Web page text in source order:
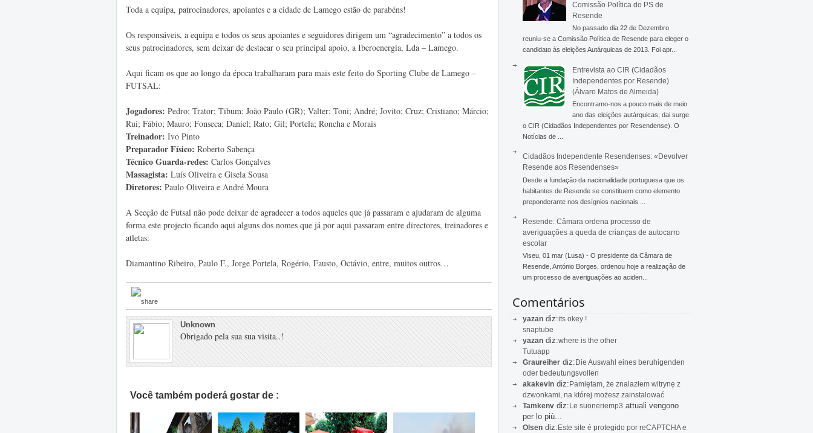
Toda a equipa, patrocinadores, apoiantes e a cidade de Lamego estão de parabéns!
Os responsáveis, a equipa e todos os seus apoiantes e seguidores dirigem um “agradecimento” a todos os
seus patrocinadores, sem deixar de destacar o seu principal apoio, a Iberoenergia, Lda – Lamego.
Aqui ficam os que ao longo da época trabalharam para mais este feito do Sporting Clube de Lamego –
FUTSAL:
Jogadores: Pedro; Trator; Tibum; João Paulo (GR); Valter; Toni; André; Jovito; Cruz; Cristiano; Márcio;
Rui; Fábio; Mauro; Fonseca; Daniel; Rato; Gil; Portela; Roncha e Morais
Treinador: Ivo Pinto
Preparador Físico: Roberto Sabença
Técnico Guarda-redes: Carlos Gonçalves
Massagista: Luís Oliveira e Gisela Sousa
Diretores: Paulo Oliveira e André Moura
A Secção de Futsal não pode deixar de agradecer a todos aqueles que já passaram e ajudaram de alguma
forma este projecto ficando aqui alguns dos nomes que já por aqui passaram entre directores, treinadores e
atletas:
Diamantino Ribeiro, Paulo F., Jorge Portela, Rogério, Fausto, Octávio, entre, muitos outros…
Unknown
Obrigado pela sua sua visita..!
Você também poderá gostar de :
Comissão Política do PS de
Resende
No passado dia 22 de Dezembro
reuniu-se a Comissão Política de Resende para eleger o
candidato às eleições Autárquicas de 2013. Foi apr...
Entrevista ao CIR (Cidadãos
Independentes por Resende)
(Álvaro Matos de Almeida)
Encontramo-nos a pouco mais de meio
ano das eleições autárquicas, dai surge
o CIR (Cidadãos Independentes por Resendense). O
Notícias de ...
Cidadãos Independente Resendenses: «Devolver
Resende aos Resendenses»
Desde a fundação da nacionalidade portuguesa que os
habitantes de Resende se constituem como elemento
preponderante nos desígnios nacionais ...
Resende: Câmara ordena processo de
averiguações a queda de crianças de autocarro
escolar
Viseu, 01 mar (Lusa) - O presidente da Câmara de
Resende, António Borges, ordenou hoje a realização de
um processo de averiguações ao aciden...
Comentários
yazan diz:its okey !
snaptube
yazan diz:where is the other
Tutuapp
Graureiher diz:Die Auswahl eines beruhigenden
oder bedeutungsvollen
akakevin diz:Pamiętam, że znalazłem witrynę z
dzwonkami, na której możesz zainstalować
Tamkenv diz:Le suoneriemp3 attuali vengono
per lo più...
Olsen diz:Este site é protegido por reCAPTCHA e